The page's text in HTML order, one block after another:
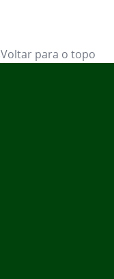
Voltar para o topo